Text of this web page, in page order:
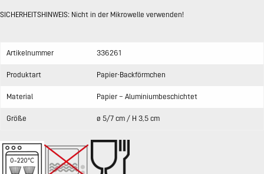
SICHERHEITSHINWEIS: Nicht in der Mikrowelle verwenden!
Artikelnummer 336261
Produktart Papier-Backförmchen
Material Papier – Aluminiumbeschichtet
Größe ø 5/7 cm / H 3,5 cm